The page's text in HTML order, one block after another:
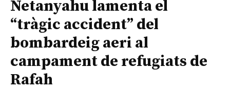
Netanyahu lamenta el
“tràgic accident” del
bombardeig aeri al
campament de refugiats de
Rafah